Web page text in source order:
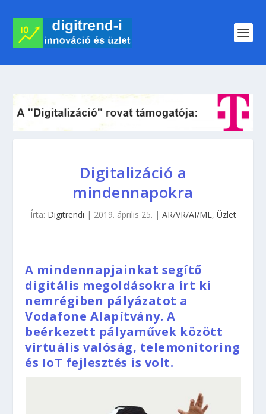
Digitalizáció a
mindennapokra
Írta: Digitrendi | 2019. április 25. | AR/VR/AI/ML, Üzlet
A mindennapjainkat segítő
digitális megoldásokra írt ki
nemrégiben pályázatot a
Vodafone Alapítvány. A
beérkezett pályaművek között
virtuális valóság, telemonitoring
és IoT fejlesztés is volt.